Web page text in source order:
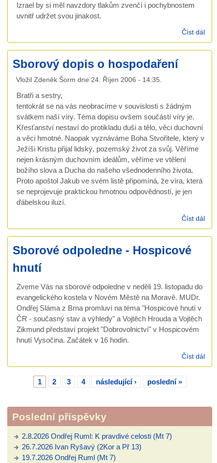
Izrael by si měl navzdory tlakům zvenčí i pochybnostem
uvnitř udržet svou jinakost.
Číst dál
10.
Sborový dopis o hospodaření
Vložil Zdeněk Šorm dne 24. Říjen 2006 - 14:35.
Bratři a sestry,
tentokrát se na vás neobracíme v souvislosti s žádným
svátkem naší víry. Téma dopisu ovšem součástí víry je.
Křesťanství nestaví do protikladu duši a tělo, věci duchovní
a věci hmotné. Naopak vyznáváme Boha Stvořitele, který v
Ježíši Kristu přijal lidský, pozemský život za svůj. Věříme
nejen krásným duchovním ideálům, věříme ve vtělení
božího slova a Ducha do našeho všednodenního života.
Proto apoštol Jakub ve svém listě připomíná, že víra, která
se neprojevuje praktickou hmotnou odpovědností, je jen
ďábelskou iluzí.
Číst dál
Sborové odpoledne - Hospicové
hnutí
Zveme Vás na sborové odpoledne v neděli 19. listopadu do
evangelického kostela v Novém Městě na Moravě. MUDr.
Ondřej Sláma z Brna promluví na téma "Hospicové hnutí v
ČR - současný stav a výhledy" a Vojtěch Hrouda a Vojtěch
Zikmund představí projekt "Dobrovolnictví" v Hospicovém
hnutí Vysočina. Začátek v 16 hodin.
Číst dál
Stránky
1 2 3 4 následující › poslední »
Poslední příspěvky
2.8.2026 Ondřej Ruml: K pravdivé celosti (Mt 7)
26.7.2026 Ivan Ryšavý (2Kor a Př 13)
19.7.2026 Ondřej Ruml (Mt 7)